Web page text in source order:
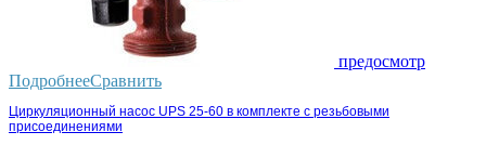
предосмотр
ПодробнееСравнить
Циркуляционный насос UPS 25-60 в комплекте с резьбовыми
присоединениями